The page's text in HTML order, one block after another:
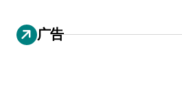
广告